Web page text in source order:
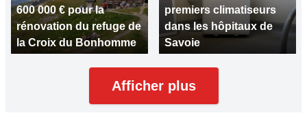
600 000 € pour la
rénovation du refuge de
la Croix du Bonhomme
premiers climatiseurs
dans les hôpitaux de
Savoie
Afficher plus